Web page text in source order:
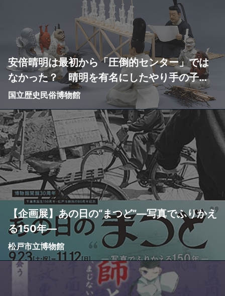
安倍晴明は最初から「圧倒的センター」では
なかった？ 晴明を有名にしたやり手の子
孫・安倍泰親を調べてみたら、とんでもない
陰陽師だった
国立歴史民俗博物館
【企画展】あの日の“まつど”―写真でふりかえ
る150年―
松戸市立博物館